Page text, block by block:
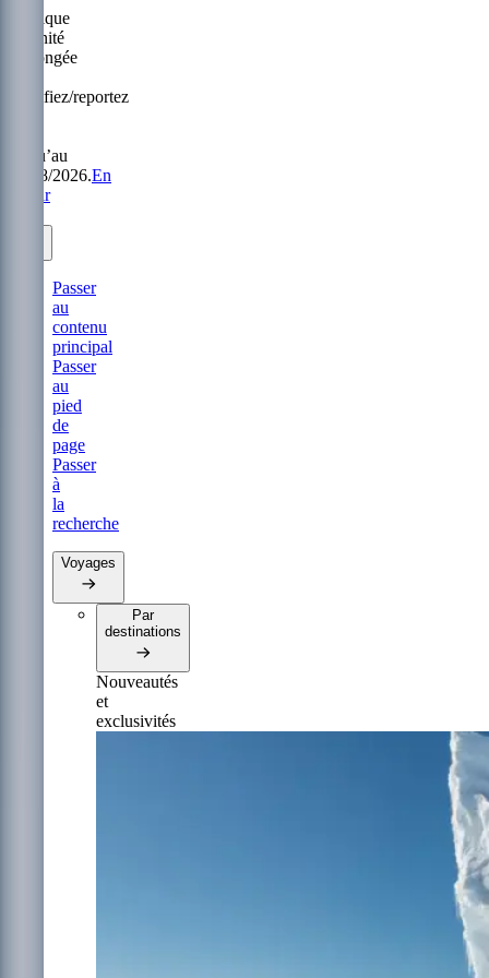
Politique
Sérénité
prolongée
modifiez/reportez
jusqu’au
31/08/2026.En
savoir
Passer
au
contenu
principal
Passer
au
pied
de
page
Passer
à
la
recherche
Voyages
Par
destinations
Nouveautés
et
exclusivités